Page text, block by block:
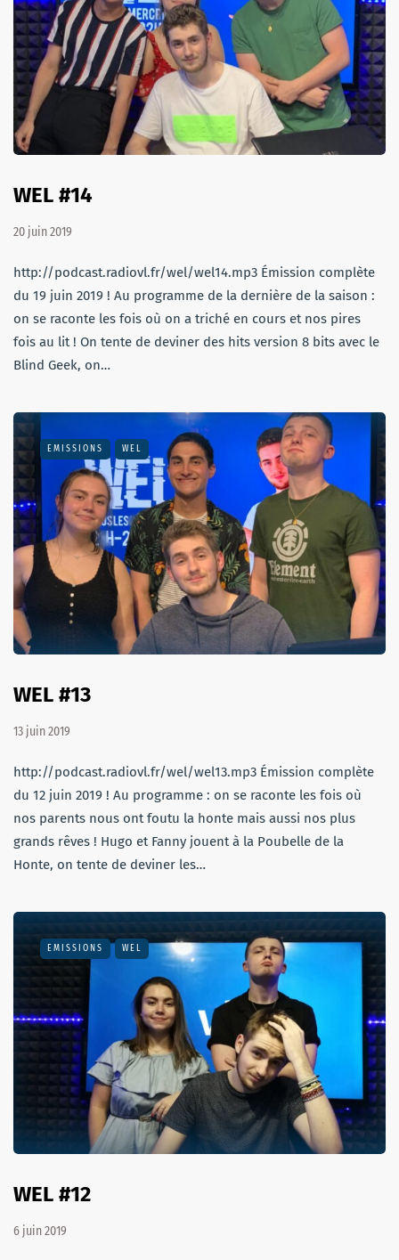
WEL #14
20 juin 2019
http://podcast.radiovl.fr/wel/wel14.mp3 Émission complète
du 19 juin 2019 ! Au programme de la dernière de la saison :
on se raconte les fois où on a triché en cours et nos pires
fois au lit ! On tente de deviner des hits version 8 bits avec le
Blind Geek, on…
EMISSIONS WEL
WEL #13
13 juin 2019
http://podcast.radiovl.fr/wel/wel13.mp3 Émission complète
du 12 juin 2019 ! Au programme : on se raconte les fois où
nos parents nous ont foutu la honte mais aussi nos plus
grands rêves ! Hugo et Fanny jouent à la Poubelle de la
Honte, on tente de deviner les…
EMISSIONS WEL
WEL #12
6 juin 2019